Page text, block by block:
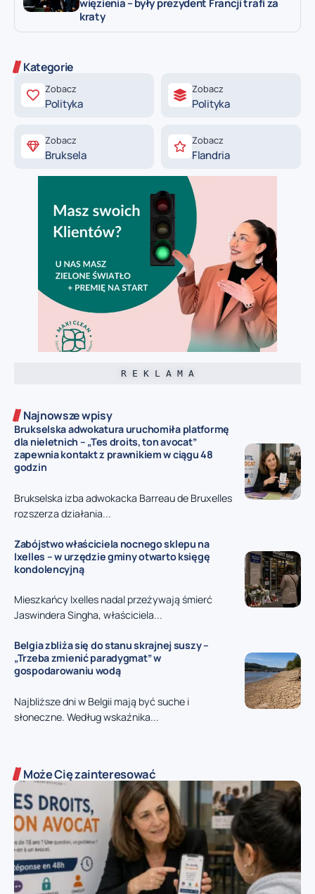
kraty
Kategorie
Zobacz
Polityka
Zobacz
Polityka
Zobacz
Bruksela
Zobacz
Flandria
R E K L A M A
Najnowsze wpisy
Brukselska adwokatura uruchomiła platformę
dla nieletnich – „Tes droits, ton avocat”
zapewnia kontakt z prawnikiem w ciągu 48
godzin
Brukselska izba adwokacka Barreau de Bruxelles
rozszerza działania...
Zabójstwo właściciela nocnego sklepu na
Ixelles – w urzędzie gminy otwarto księgę
kondolencyjną
Mieszkańcy Ixelles nadal przeżywają śmierć
Jaswindera Singha, właściciela...
Belgia zbliża się do stanu skrajnej suszy –
„Trzeba zmienić paradygmat” w
gospodarowaniu wodą
Najbliższe dni w Belgii mają być suche i
słoneczne. Według wskaźnika...
Może Cię zainteresować